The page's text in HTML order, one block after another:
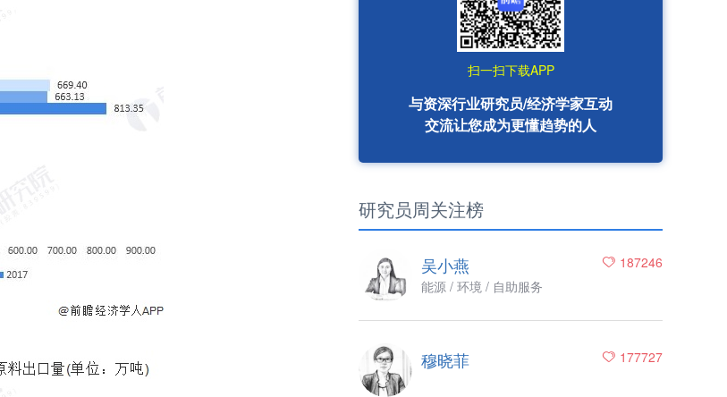
扫一扫下载APP
与资深行业研究员/经济学家互动
交流让您成为更懂趋势的人
研究员周关注榜
187246
吴小燕
能源 / 环境 / 自助服务
177727
穆晓菲